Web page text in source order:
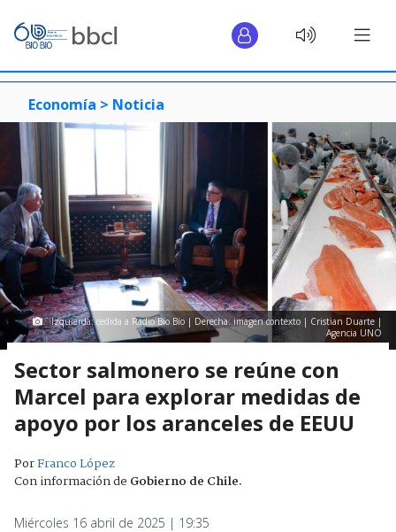
Economía > Noticia
Izquierda: cedida a Radio Bío Bío | Derecha: imagen contexto | Cristian Duarte |
Agencia UNO
Sector salmonero se reúne con
Marcel para explorar medidas de
apoyo por los aranceles de EEUU
PorFranco López
Con información de Gobierno de Chile.
Miércoles 16 abril de 2025 | 19:35